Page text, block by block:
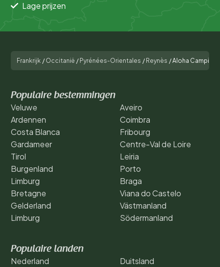
Lage prijzen
Frankrijk / Occitanië / Pyrénées-Orientales / Reynès /Aloha Camping
Populaire bestemmingen
Veluwe
Ardennen
Costa Blanca
Gardameer
Tirol
Burgenland
Limburg
Bretagne
Gelderland
Limburg
Aveiro
Coimbra
Fribourg
Centre-Val de Loire
Leiria
Porto
Braga
Viana do Castelo
Västmanland
Södermanland
Populaire landen
Nederland
Duitsland